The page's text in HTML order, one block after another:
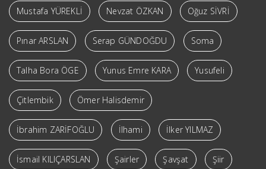
Mustafa YÜREKLİ Nevzat ÖZKAN Oğuz SİVRİ
Pınar ARSLAN Serap GÜNDOĞDU Soma
Talha Bora ÖGE Yunus Emre KARA Yusufeli
Çitlembik Ömer Halisdemir
İbrahim ZARİFOĞLU İlhami İlker YILMAZ
İsmail KILIÇARSLAN Şairler Şavşat Şiir